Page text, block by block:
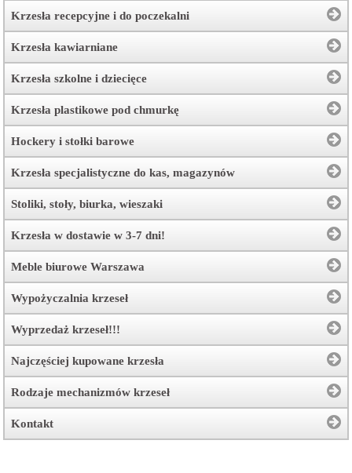
Krzesła recepcyjne i do poczekalni
Krzesła kawiarniane
Krzesła szkolne i dziecięce
Krzesła plastikowe pod chmurkę
Hockery i stołki barowe
Krzesła specjalistyczne do kas, magazynów
Stoliki, stoły, biurka, wieszaki
Krzesła w dostawie w 3-7 dni!
Meble biurowe Warszawa
Wypożyczalnia krzeseł
Wyprzedaż krzeseł!!!
Najczęściej kupowane krzesła
Rodzaje mechanizmów krzeseł
Kontakt